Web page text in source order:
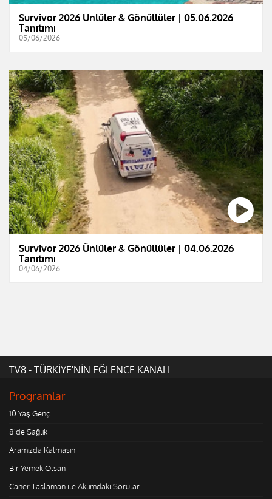
Survivor 2026 Ünlüler & Gönüllüler | 05.06.2026
Tanıtımı
05/06/2026
Survivor 2026 Ünlüler & Gönüllüler | 04.06.2026
Tanıtımı
04/06/2026
TV8 - TÜRKİYE'NİN EĞLENCE KANALI
Programlar
10 Yaş Genç
8'de Sağlık
Aramızda Kalmasın
Bir Yemek Olsan
Caner Taslaman ile Aklımdaki Sorular